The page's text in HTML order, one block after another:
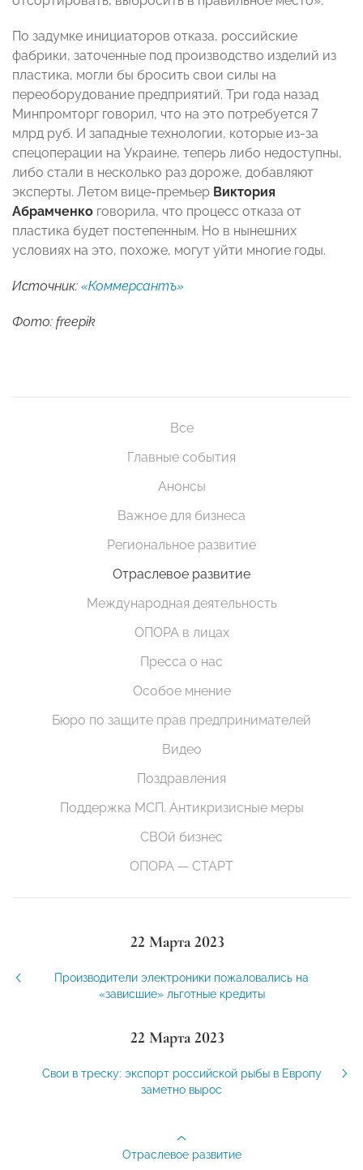
По задумке инициаторов отказа, российские
фабрики, заточенные под производство изделий из
пластика, могли бы бросить свои силы на
переоборудование предприятий. Три года назад
Минпромторг говорил, что на это потребуется 7
млрд руб. И западные технологии, которые из-за
спецоперации на Украине, теперь либо недоступны,
либо стали в несколько раз дороже, добавляют
эксперты. Летом вице-премьер Виктория
Абрамченко говорила, что процесс отказа от
пластика будет постепенным. Но в нынешних
условиях на это, похоже, могут уйти многие годы.
Источник: «Коммерсантъ»
Фото: freepik
Все
Главные события
Анонсы
Важное для бизнеса
Региональное развитие
Отраслевое развитие
Международная деятельность
ОПОРА в лицах
Пресса о нас
Особое мнение
Бюро по защите прав предпринимателей
Видео
Поздравления
Поддержка МСП. Антикризисные меры
СВОй бизнес
ОПОРА — СТАРТ
22 Марта 2023
Производители электроники пожаловались на
«зависшие» льготные кредиты
22 Марта 2023
Свои в треску: экспорт российской рыбы в Европу
заметно вырос
Отраслевое развитие